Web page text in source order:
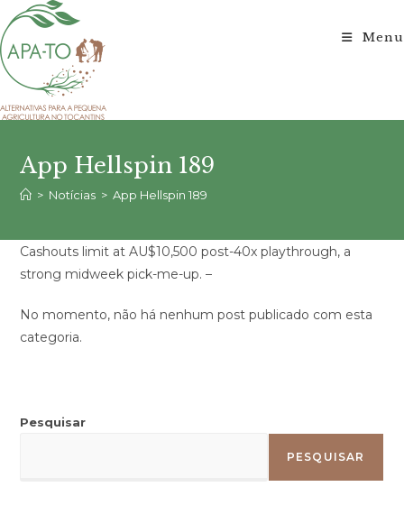
para
o
conteúdo
Menu
App Hellspin 189
> Notícias > App Hellspin 189
Cashouts limit at AU$10,500 post-40x playthrough, a
strong midweek pick-me-up. –
No momento, não há nenhum post publicado com esta
categoria.
Pesquisar
PESQUISAR